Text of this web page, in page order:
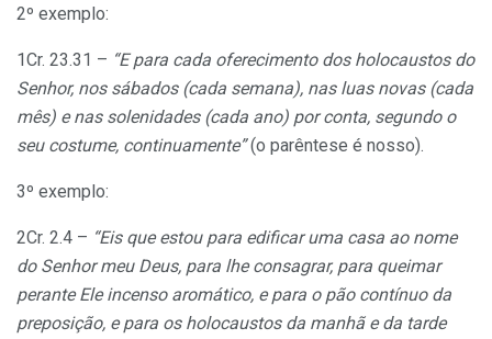
2º exemplo:
1Cr. 23.31 – “E para cada oferecimento dos holocaustos do
Senhor, nos sábados (cada semana), nas luas novas (cada
mês) e nas solenidades (cada ano) por conta, segundo o
seu costume, continuamente”(o parêntese é nosso).
3º exemplo:
2Cr. 2.4 – “Eis que estou para edificar uma casa ao nome
do Senhor meu Deus, para lhe consagrar, para queimar
perante Ele incenso aromático, e para o pão contínuo da
preposição, e para os holocaustos da manhã e da tarde